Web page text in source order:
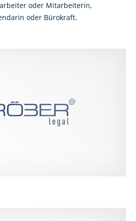
oder Mitarbeiterin,
oder Bürokraft.